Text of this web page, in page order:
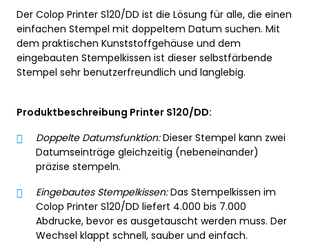
Der Colop Printer S120/DD ist die Lösung für alle, die einen
einfachen Stempel mit doppeltem Datum suchen. Mit
dem praktischen Kunststoffgehäuse und dem
eingebauten Stempelkissen ist dieser selbstfärbende
Stempel sehr benutzerfreundlich und langlebig.
Produktbeschreibung Printer S120/DD:
Doppelte Datumsfunktion:Dieser Stempel kann zwei
Datumseinträge gleichzeitig (nebeneinander)
präzise stempeln.
Eingebautes Stempelkissen:Das Stempelkissen im
Colop Printer S120/DD liefert 4.000 bis 7.000
Abdrucke, bevor es ausgetauscht werden muss. Der
Wechsel klappt schnell, sauber und einfach.